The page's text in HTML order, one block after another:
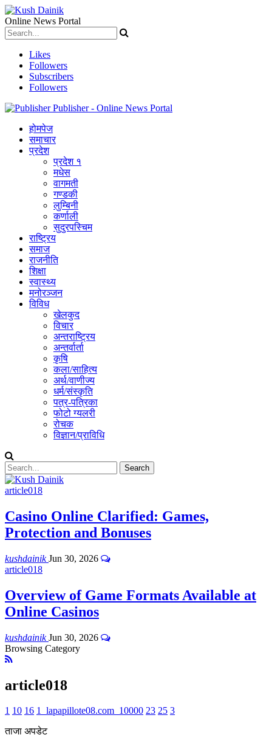
Online News Portal
Likes
Followers
Subscribers
Followers
Publisher - Online News Portal
होमपेज
समाचार
प्रदेश
प्रदेश १
मधेस
वागमती
गण्डकी
लुम्बिनी
कर्णाली
सुदुरपस्चिम
राष्ट्रिय
समाज
राजनीति
शिक्षा
स्वास्थ्य
मनोरञ्जन
विविध
खेलकुद
विचार
अन्तराष्ट्रिय
अन्तर्वार्ता
कृषि
कला/साहित्य
अर्थ/वाणीज्य
धर्म/संस्कृति
पत्र-पत्रिका
फोटो ग्यलरी
रोचक
विज्ञान/प्राविधि
article018
Casino Online Clarified: Games,
Protection and Bonuses
kushdainikJun 30, 2026
article018
Overview of Game Formats Available at
Online Casinos
kushdainikJun 30, 2026
Browsing Category
article018
1 10 16 1_lapapillote08.com_10000 23 25 3
ताजा अपडेट